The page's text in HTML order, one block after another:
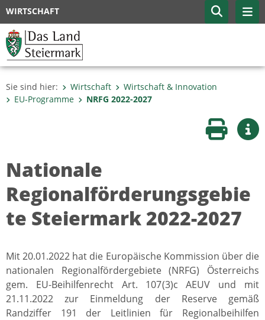
WIRTSCHAFT
Sie sind hier: Wirtschaft
Wirtschaft & Innovation
EU-Programme
NRFG 2022-2027
Seite
Nationale
Regionalförderungsgebie
te Steiermark 2022-2027
Mit 20.01.2022 hat die Europäische Kommission über die
nationalen Regionalfördergebiete (NRFG) Österreichs
gem. EU-Beihilfenrecht Art. 107(3)c AEUV und mit
21.11.2022 zur Einmeldung der Reserve gemäß
Randziffer 191 der Leitlinien für Regionalbeihilfen